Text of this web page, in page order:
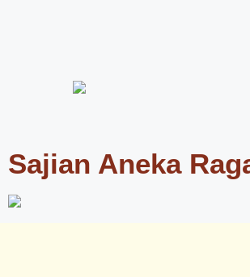
Sajian Aneka